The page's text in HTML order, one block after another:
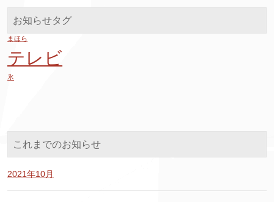
お知らせタグ
まほら
テレビ
氷
これまでのお知らせ
2021年10月